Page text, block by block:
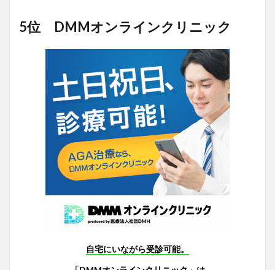
5位 DMMオンラインクリニック
自宅にいながら受診可能。